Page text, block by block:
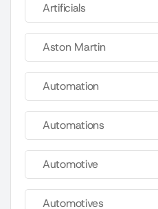
Artificials
Aston Martin
Automation
Automations
Automotive
Automotives